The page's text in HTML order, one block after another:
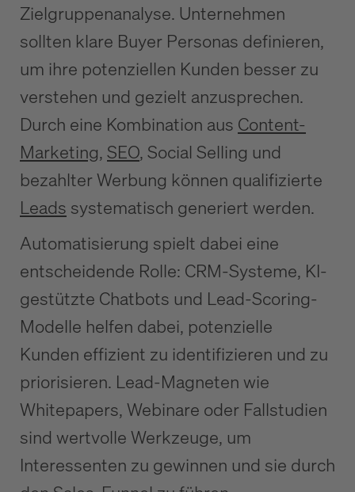
Zielgruppenanalyse. Unternehmen
sollten klare Buyer Personas definieren,
um ihre potenziellen Kunden besser zu
verstehen und gezielt anzusprechen.
Durch eine Kombination aus Content-
Marketing, SEO, Social Selling und
bezahlter Werbung können qualifizierte
Leads systematisch generiert werden.
Automatisierung spielt dabei eine
entscheidende Rolle: CRM-Systeme, KI-
gestützte Chatbots und Lead-Scoring-
Modelle helfen dabei, potenzielle
Kunden effizient zu identifizieren und zu
priorisieren. Lead-Magneten wie
Whitepapers, Webinare oder Fallstudien
sind wertvolle Werkzeuge, um
Interessenten zu gewinnen und sie durch